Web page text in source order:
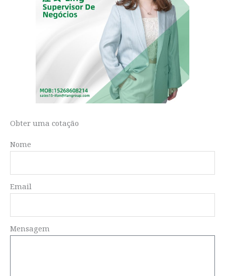
Obter uma cotação
Nome
Email
Mensagem